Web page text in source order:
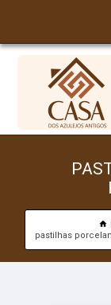
pastilhas